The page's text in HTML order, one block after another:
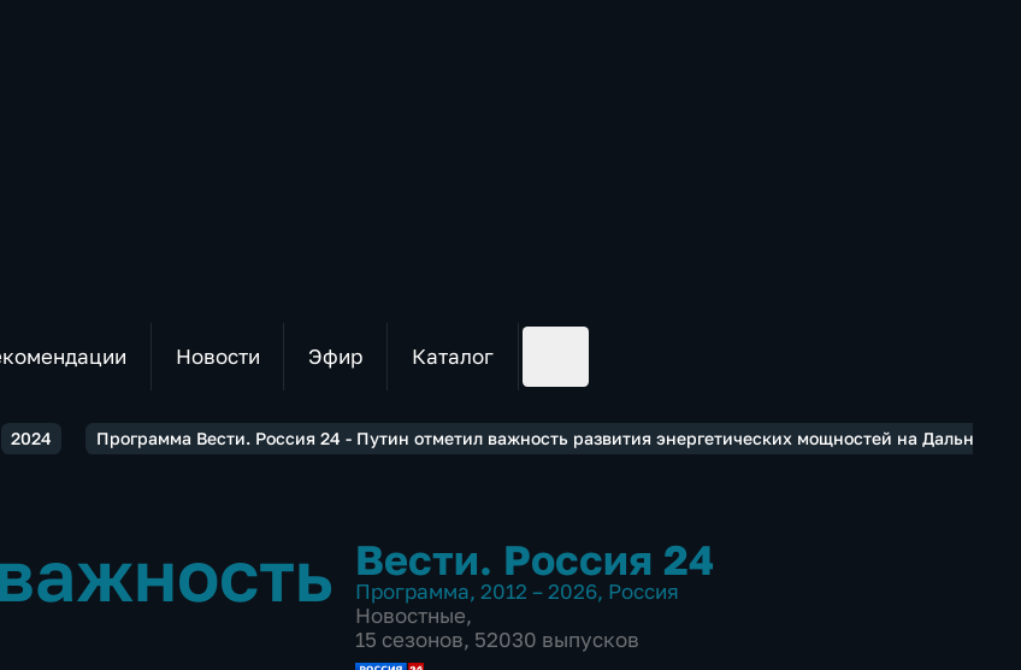
Новости Эфир Каталог
2024 Программа Вести. Россия 24 - Путин отметил важность развития энергетических мощностей на Дальнем
Вести. Россия 24
Программа, 2012 – 2026, Россия
Новостные,
15 сезонов, 52030 выпусков